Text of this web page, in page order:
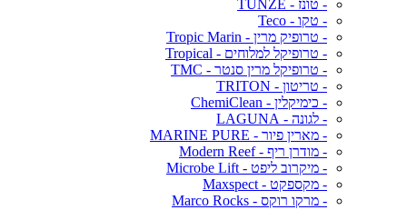
- טונז - TUNZE
- טקו - Teco
- טרופיק מרין - Tropic Marin
- טרופיקל למלוחים - Tropical
- טרופיקל מרין סנטר - TMC
- טריטון - TRITON
- כימיקלין - ChemiClean
- לגונה - LAGUNA
- מארין פיור - MARINE PURE
- מודרן ריף - Modern Reef
- מיקרוב ליפט - Microbe Lift
- מקספקט - Maxspect
- מרקו רוקס - Marco Rocks